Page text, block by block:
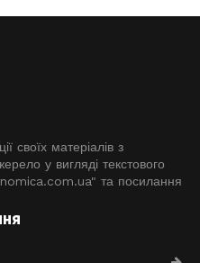
своїх матеріалів з
у вигляді текстового
та посилання